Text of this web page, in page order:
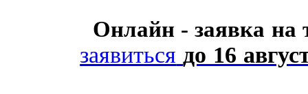
Онлайн - заявка на
заявиться до 16